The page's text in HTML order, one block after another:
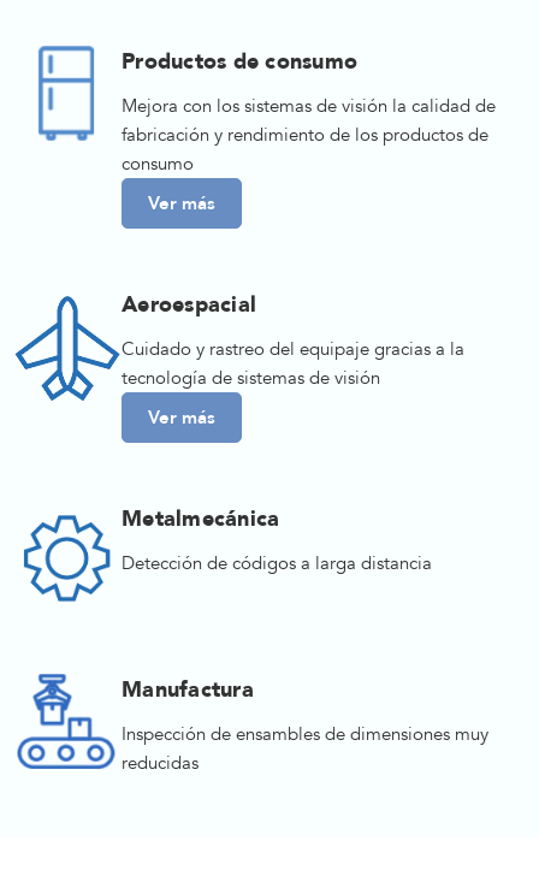
Productos de consumo
Mejora con los sistemas de visión la calidad de
fabricación y rendimiento de los productos de
consumo
Ver más
Aeroespacial
Cuidado y rastreo del equipaje gracias a la
tecnología de sistemas de visión
Ver más
Metalmecánica
Detección de códigos a larga distancia
Manufactura
Inspección de ensambles de dimensiones muy
reducidas